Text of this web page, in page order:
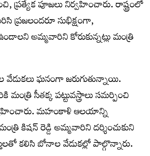
ప్రత్యేక పూజలు నిర్వహించారు. రాష్ట్రంలో
ప్రజలందరూ సుభిక్షంగా,
అమ్మవారిని కోరుకున్నట్లు మంత్రి
ఘనంగా జరుగుతున్నాయి.
సీతక్క పట్టువస్త్రాలు సమర్పించి
మహంకాళి ఆలయాన్ని
కిషన్ రెడ్డి అమ్మవారిని దర్శించుకుని
కలిసి బోనాల వేడుకల్లో పాల్గొన్నారు.